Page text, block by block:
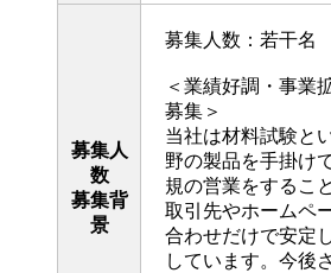
募集人
数
募集背
景
募集人数：若干名
＜業績好調・事業
募集＞
当社は材料試験と
野の製品を手掛け
規の営業をするこ
取引先やホームペ
合わせだけで安定
しています。今後